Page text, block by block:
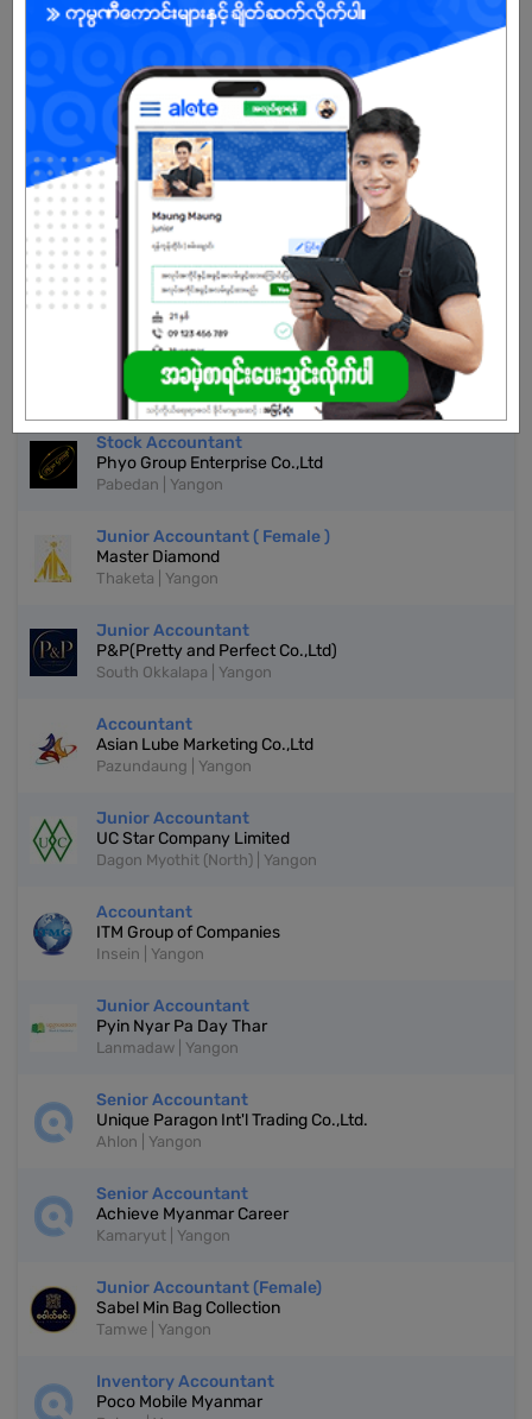
Already Expired
Don't have an account?
REGISTER NOW!
More Similar Jobs
Junior Accountant
Phyo Group Enterprise Co.,Ltd
Pabedan | Yangon
Stock Accountant
Phyo Group Enterprise Co.,Ltd
Pabedan | Yangon
Junior Accountant ( Female )
Master Diamond
Thaketa | Yangon
Junior Accountant
P&P(Pretty and Perfect Co.,Ltd)
South Okkalapa | Yangon
Accountant
Asian Lube Marketing Co.,Ltd
Pazundaung | Yangon
Junior Accountant
UC Star Company Limited
Dagon Myothit (North) | Yangon
Accountant
ITM Group of Companies
Insein | Yangon
Junior Accountant
Pyin Nyar Pa Day Thar
Lanmadaw | Yangon
Senior Accountant
Unique Paragon Int'l Trading Co.,Ltd.
Ahlon | Yangon
Senior Accountant
Achieve Myanmar Career
Kamaryut | Yangon
Junior Accountant (Female)
Sabel Min Bag Collection
Tamwe | Yangon
Inventory Accountant
Poco Mobile Myanmar